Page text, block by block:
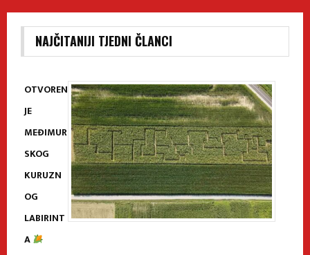
NAJČITANIJI TJEDNI ČLANCI
OTVOREN
JE
MEĐIMUR
SKOG
KURUZN
OG
LABIRINT
A